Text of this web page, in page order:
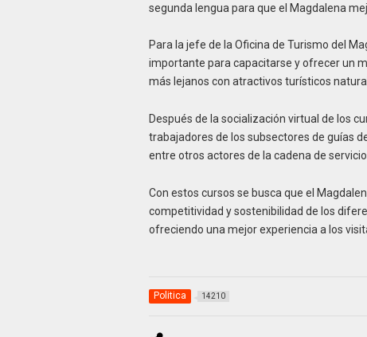
segunda lengua para que el Magdalena
Para la jefe de la Oficina de Turismo del
importante para capacitarse y ofrecer un
más lejanos con atractivos turísticos
Después de la socialización virtual de los
trabajadores de los subsectores de guías
entre otros actores de la cadena de
Con estos cursos se busca que el
competitividad y sostenibilidad de los
ofreciendo una mejor experiencia a los
Politica 14210